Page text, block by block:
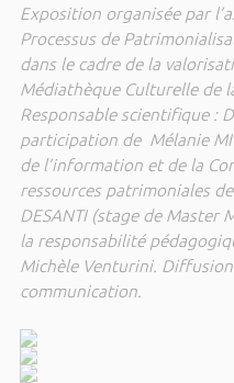
Exposition organisée par
Processus de
dans le cadre de la
Médiathèque Culturelle de
Responsable scientifique :
participation de Mélanie
de l’information et de la
ressources patrimoniales
DESANTI (stage de Master
la responsabilité
Michèle Venturini.
communication.